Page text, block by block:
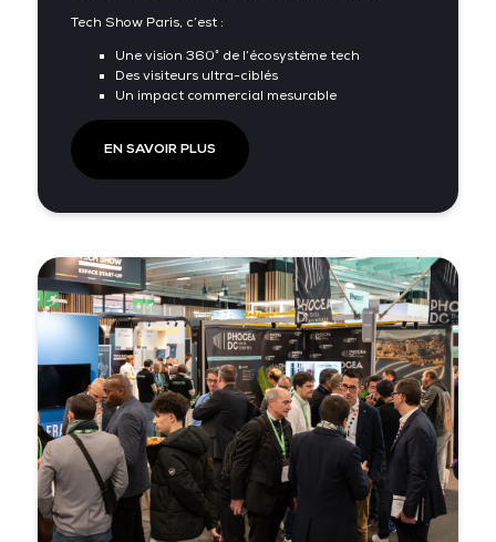
Tech Show Paris, c’est :
Une vision 360° de l’écosystème tech
Des visiteurs ultra-ciblés
Un impact commercial mesurable
EN SAVOIR PLUS